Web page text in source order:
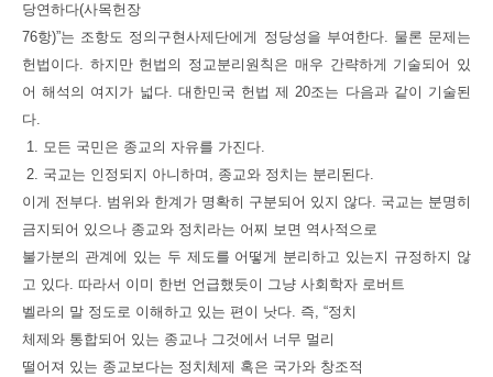
당연하다(사목헌장
76항)”는 조항도 정의구현사제단에게 정당성을 부여한다. 물론 문제는
헌법이다. 하지만 헌법의 정교분리원칙은 매우 간략하게 기술되어 있
어 해석의 여지가 넓다. 대한민국 헌법 제 20조는 다음과 같이 기술된
다.
1. 모든 국민은 종교의 자유를 가진다.
2. 국교는 인정되지 아니하며, 종교와 정치는 분리된다.
이게 전부다. 범위와 한계가 명확히 구분되어 있지 않다. 국교는 분명히
금지되어 있으나 종교와 정치라는 어찌 보면 역사적으로
불가분의 관계에 있는 두 제도를 어떻게 분리하고 있는지 규정하지 않
고 있다. 따라서 이미 한번 언급했듯이 그냥 사회학자 로버트
벨라의 말 정도로 이해하고 있는 편이 낫다. 즉, “정치
체제와 통합되어 있는 종교나 그것에서 너무 멀리
떨어져 있는 종교보다는 정치체제 혹은 국가와 창조적